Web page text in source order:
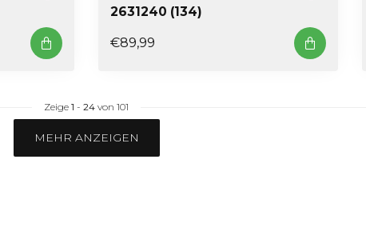
2631240 (134)
€89,99
Zeige 1 - 24 von 101
MEHR ANZEIGEN